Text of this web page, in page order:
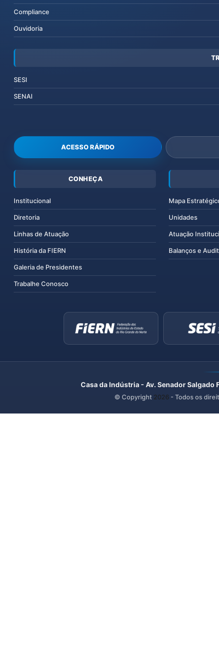
Compliance
Ouvidoria
SESI
SENAI
ACESSO RÁPIDO
CONHEÇA
Institucional
Diretoria
Linhas de Atuação
História da FIERN
Galeria de Presidentes
Trabalhe Conosco
Mapa
Unidades
Atuação
Balanços e
Casa da Indústria - Av. Senador
© Copyright 2026 - Todos os